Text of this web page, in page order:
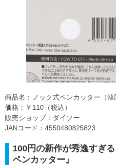
商品名：ノック式ペンカッター（韓
価格：￥110（税込）
販売ショップ：ダイソー
JANコード：4550480825823
100円の新作が秀逸すぎ
ペンカッター』